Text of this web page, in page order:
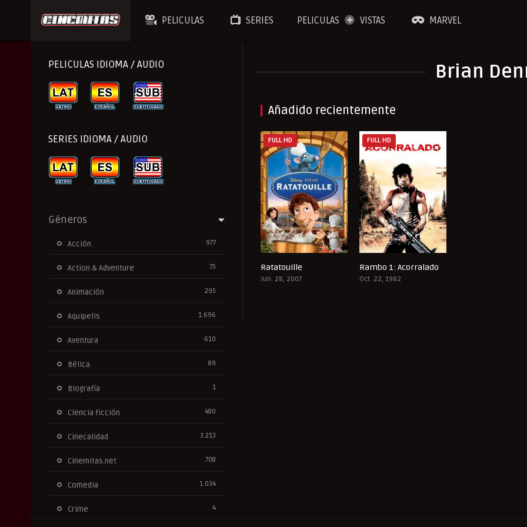
PELICULAS SERIES PELICULAS VISTAS MARVEL
Brian
Añadido recientemente
FULL HD
Ratatouille
Jun. 28, 2007
7.7
FULL HD
Rambo 1: Acorralado
Oct. 22, 1982
PELICULAS IDIOMA / AUDIO
SERIES IDIOMA / AUDIO
Géneros
Acción 977
Action & Adventure 75
Animación 295
Aquipelis 1.696
Aventura 610
Bélica 89
Biografía 1
Ciencia ficción 480
Cinecalidad 3.213
Cinemitas.net 708
Comedia 1.034
Crime 4